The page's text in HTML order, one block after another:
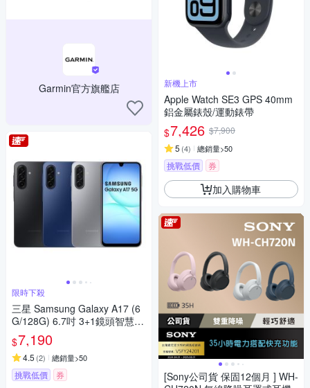
Garmin官方旗艦店
限時下殺
三星 Samsung Galaxy A17 (6
G/128G) 6.7吋 3+1鏡頭智慧手
機
$7,190
4.5 (2) 總銷量>50
挑戰低價 券
新機上市
Apple Watch SE3 GPS 40mm
鋁金屬錶殼/運動錶帶
$7,426 $7,900
5 (4) 總銷量>50
挑戰低價 券
加入購物車
[Sony公司貨 保固12個月 ] WH-